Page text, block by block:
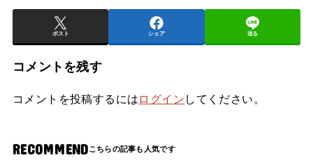
ポスト シェア 送る
コメントを残す
コメントを投稿するには ログイン してください。
RECOMMEND